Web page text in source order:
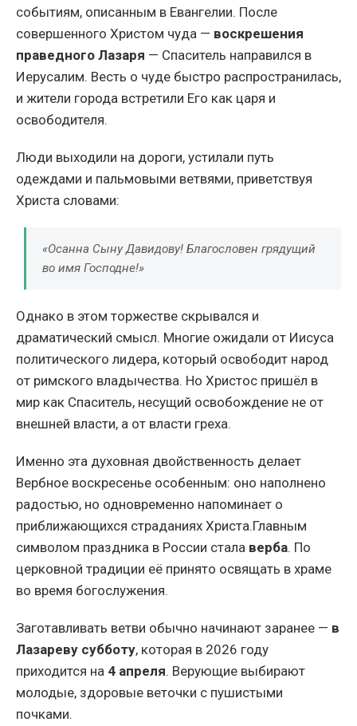
событиям, описанным в Евангелии. После
совершенного Христом чуда — воскрешения
праведного Лазаря — Спаситель направился в
Иерусалим. Весть о чуде быстро распространилась,
и жители города встретили Его как царя и
освободителя.
Люди выходили на дороги, устилали путь
одеждами и пальмовыми ветвями, приветствуя
Христа словами:
«Осанна Сыну Давидову! Благословен грядущий
во имя Господне!»
Однако в этом торжестве скрывался и
драматический смысл. Многие ожидали от Иисуса
политического лидера, который освободит народ
от римского владычества. Но Христос пришёл в
мир как Спаситель, несущий освобождение не от
внешней власти, а от власти греха.
Именно эта духовная двойственность делает
Вербное воскресенье особенным: оно наполнено
радостью, но одновременно напоминает о
приближающихся страданиях Христа.Главным
символом праздника в России стала верба. По
церковной традиции её принято освящать в храме
во время богослужения.
Заготавливать ветви обычно начинают заранее — в
Лазареву субботу, которая в 2026 году
приходится на 4 апреля. Верующие выбирают
молодые, здоровые веточки с пушистыми
почками.